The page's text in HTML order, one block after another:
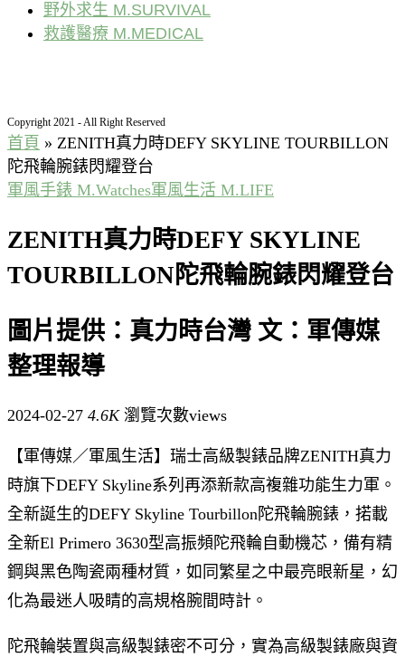
野外求生 M.SURVIVAL
救護醫療 M.MEDICAL
Copyright 2021 - All Right Reserved
首頁 » ZENITH真力時DEFY SKYLINE TOURBILLON
陀飛輪腕錶閃耀登台
軍風手錶 M.Watches軍風生活 M.LIFE
ZENITH真力時DEFY SKYLINE
TOURBILLON陀飛輪腕錶閃耀登台
圖片提供：真力時台灣 文：軍傳媒
整理報導
2024-02-27 4.6K瀏覽次數views
【軍傳媒／軍風生活】瑞士高級製錶品牌ZENITH真力
時旗下DEFY Skyline系列再添新款高複雜功能生力軍。
全新誕生的DEFY Skyline Tourbillon陀飛輪腕錶，掿載
全新El Primero 3630型高振頻陀飛輪自動機芯，備有精
鋼與黑色陶瓷兩種材質，如同繁星之中最亮眼新星，幻
化為最迷人吸睛的高規格腕間時計。
陀飛輪裝置與高級製錶密不可分，實為高級製錶廠與資